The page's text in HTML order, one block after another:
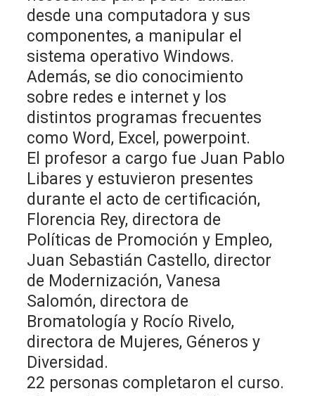
desde una computadora y sus
componentes, a manipular el
sistema operativo Windows.
Además, se dio conocimiento
sobre redes e internet y los
distintos programas frecuentes
como Word, Excel, powerpoint.
El profesor a cargo fue Juan Pablo
Libares y estuvieron presentes
durante el acto de certificación,
Florencia Rey, directora de
Políticas de Promoción y Empleo,
Juan Sebastián Castello, director
de Modernización, Vanesa
Salomón, directora de
Bromatología y Rocío Rivelo,
directora de Mujeres, Géneros y
Diversidad.
22 personas completaron el curso.